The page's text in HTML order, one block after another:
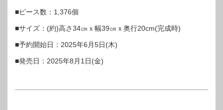
■ピース数：1,376個
■サイズ：(約)高さ34㎝ｘ幅39㎝ｘ奥行20cm(完成時)
■予約開始日：2025年6月5日(木)
■発売日：2025年8月1日(金)